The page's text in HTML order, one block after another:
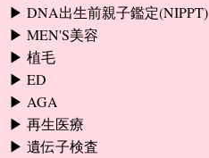
DNA出生前親子鑑定(NIPPT)
MEN'S美容
植毛
ED
AGA
再生医療
遺伝子検査